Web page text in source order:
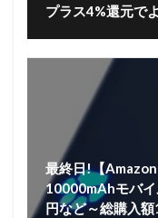
プラス4%還元で
最終日!【
10000mAhモバ
円など～総購入